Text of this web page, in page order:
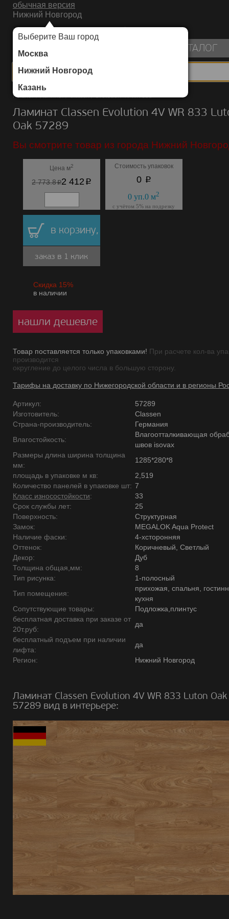
обычная версия
Нижний Новгород
Выберите Ваш город
Москва
Нижний Новгород
Казань
ИНТЕРНЕТ-МАГАЗИН НАПОЛЬНЫХ ПОКРЫТИЙ
КАТАЛОГ
Каталог/Ламинат/Classen/Evolution 4V WR 833
Ламинат Classen Evolution 4V WR 833
Oak 57289
Вы смотрите товар из города Нижний
Цена м2
2 773.8p2 412 p
Стоимость упаковок
0 p
0 уп.0 м2
с учётом 5% на подрезку
в корзину,
заказ в 1 клик
Скидка 15%
в наличии
нашли дешевле
Товар поставляется только упаковками! При расчете кол-ва
производится
округление до целого числа в большую сторону.
Тарифы на доставку по Нижегородской области и в регионы
Артикул:
57289
Изготовитель:
Classen
Страна-производитель:
Германия
Влагостойкость:
Влагоотталкивающая
швов isovax
Размеры длина ширина толщина
мм:
1285*280*8
площадь в упаковке м кв:
2,519
Количество панелей в упаковке шт: 7
Класс износостойкости:
33
Срок службы лет:
25
Поверхность:
Структурная
Замок:
MEGALOK Aqua Protect
Наличие фаски:
4-хсторонняя
Оттенок:
Коричневый, Светлый
Декор:
Дуб
Толщина общая,мм:
8
Тип рисунка:
1-полосный
Тип помещения:
прихожая, спальня,
кухня
Сопутствующие товары:
Подложка,плинтус
бесплатная доставка при заказе от
20т.руб:
да
бесплатный подъем при наличии
лифта:
да
Регион:
Нижний Новгород
Ламинат Classen Evolution 4V WR 833 Luton Oak
57289 вид в интерьере: